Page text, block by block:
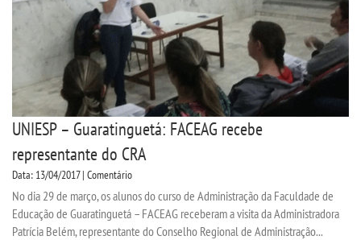
UNIESP – Guaratinguetá: FACEAG recebe
representante do CRA
Data: 13/04/2017 | Comentário
No dia 29 de março, os alunos do curso de Administração da Faculdade de
Educação de Guaratinguetá – FACEAG receberam a visita da Administradora
Patrícia Belém, representante do Conselho Regional de Administração...